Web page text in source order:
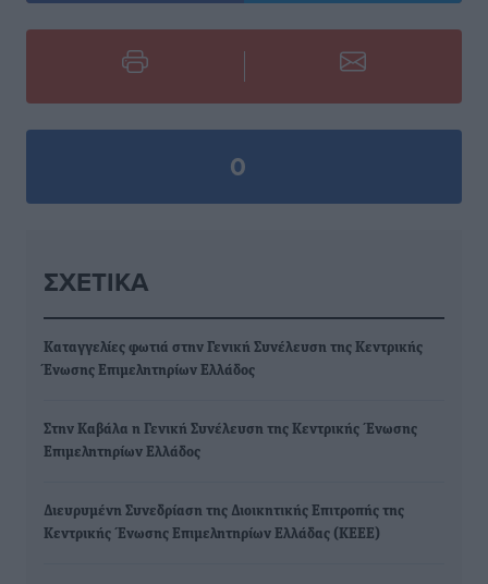
0
ΣΧΕΤΙΚΆ
Καταγγελίες φωτιά στην Γενική Συνέλευση της Κεντρικής
Ένωσης Επιμελητηρίων Ελλάδος
Στην Καβάλα η Γενική Συνέλευση της Κεντρικής Ένωσης
Επιμελητηρίων Ελλάδος
Διευρυμένη Συνεδρίαση της Διοικητικής Επιτροπής της
Κεντρικής Ένωσης Επιμελητηρίων Ελλάδας (ΚΕΕΕ)